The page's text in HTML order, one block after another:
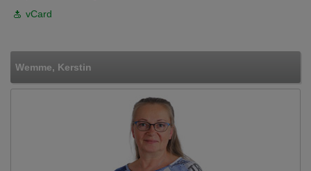
vCard
Wemme, Kerstin